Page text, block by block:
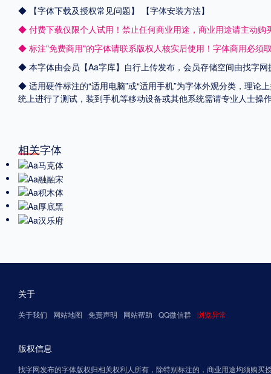
◆ 【字体下载及授权常见问题】
【字体安装方法】
◆ 付费下载仅限个人试用！禁止任何商业用途，商业用途请主动购
◆ 标注"免费商用"的字体请联系版权人核实后使用！字体商用必须
◆ 本字体由会员【Aa字库】自行上传发布，会员存储空间由找字
◆ 适用硬件标注的“适用电脑”或“适用手机”为字体外观分类，理论
统上进行了测试，装到手机等移动设备或其他系统需请专业人士
相关字体
关于
关于我们 网站地图 免责声明 网站帮助 QQ微信群 浏览异常
版权信息
找字网发布的字体版权归相关权利人所有，除特别标注的，商业用途均须购买